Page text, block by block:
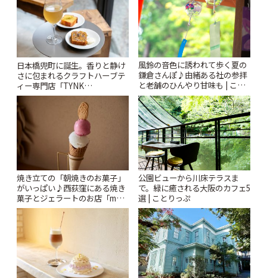
日本橋兜町に誕生。香りと静け
さに包まれるクラフトハーブテ
ィー専門店「TYNK
Kabutocho」 | ことりっぷ
風鈴の音色に誘われて歩く夏の
鎌倉さんぽ♪由緒ある社の参拝
と老舗のひんやり甘味も | こと
りっぷ
焼き立ての「朝焼きのお菓子」
がいっぱい♪西荻窪にある焼き
菓子とジェラートのお店「mUni
(ムニ)」 | ことりっぷ
公園ビューから川床テラスま
で。緑に癒される大阪のカフェ5
選 | ことりっぷ